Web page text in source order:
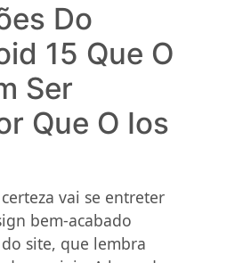
Do
15 Que O
Ser
Que O Ios
vai se entreter
bem-acabado
site, que lembra